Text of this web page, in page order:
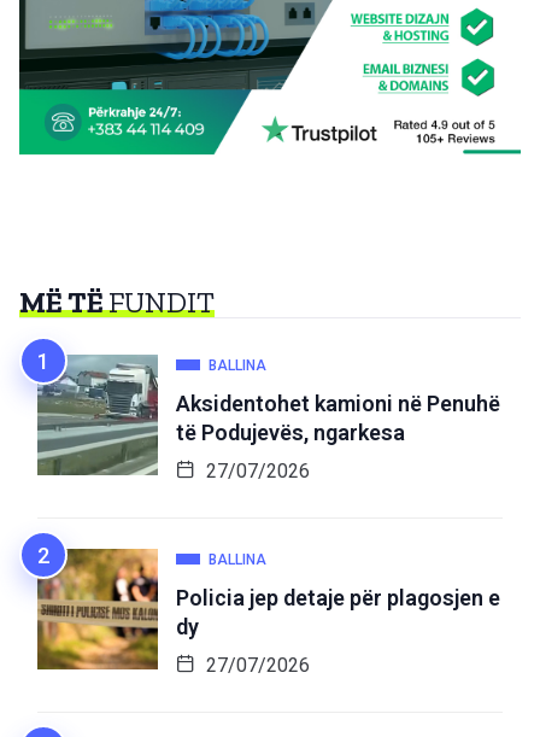
MË TËFUNDIT
BALLINA
Aksidentohet kamioni në Penuhë
të Podujevës, ngarkesa
27/07/2026
BALLINA
Policia jep detaje për plagosjen e
dy
27/07/2026